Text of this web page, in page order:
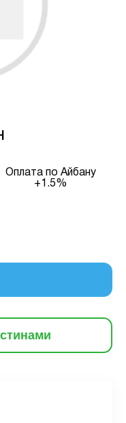
Оплата по Айбану
+1.5%
вами
за
за
застосунку менша
безпосередньо в